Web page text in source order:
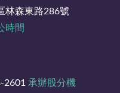
林森東路286號
時間
2601 承辦股分機